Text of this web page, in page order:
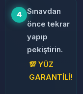
4 Sınavdan
önce tekrar
yapıp
pekiştirin.
💯 YÜZ
GARANTİLİ!